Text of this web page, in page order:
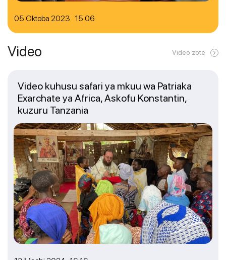
05 Oktoba 2023 15:06
Video Video zote
Video kuhusu safari ya mkuu wa Patriaka
Exarchate ya Africa, Askofu Konstantin,
kuzuru Tanzania